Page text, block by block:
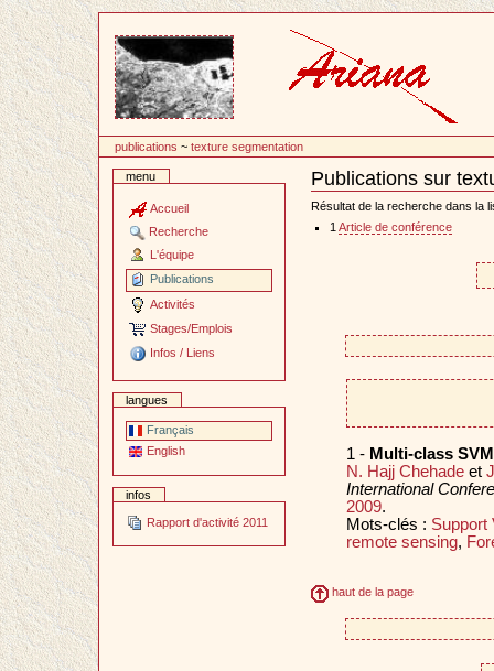
contenu
publications ~texture segmentation
menu
Accueil
Recherche
L'équipe
Publications
Activités
Stages/Emplois
Infos / Liens
langues
Français
English
infos
Rapport d'activité 2011
Publications sur
Document
Actions
Résultat de la recherche dans la
1 Article de conférence
1 - Multi-class
N. Hajj Chehadeet
International
2009.
Mots-clés : Support
remote sensing,
haut de la page